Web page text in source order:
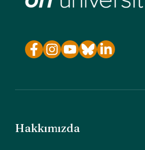
Hakkımızda